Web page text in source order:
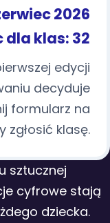
2026
dla klas: 32
edycji
decyduje
formularz na
zgłosić klasę.
sztucznej
cyfrowe stają
dziecka.